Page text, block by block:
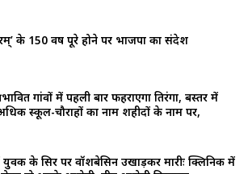
के 150 वर्ष पूरे होने पर भाजपा का संदेश
गांवों में पहली बार फहराएगा तिरंगा, बस्तर में
स्कूल-चौराहों का नाम शहीदों के नाम पर,
युवक के सिर पर वॉशबेसिन उखाड़कर मारीः क्लिनिक में